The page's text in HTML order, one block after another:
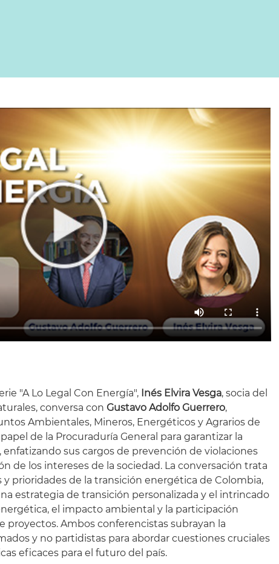
"A Lo Legal Con Energía", Inés Elvira Vesga, socia del
conversa conGustavo Adolfo Guerrero,
Ambientales, Mineros, Energéticos y Agrarios de
de la Procuraduría General para garantizar la
sus cargos de prevención de violaciones
de los intereses de la sociedad. La conversación trata
prioridades de la transición energética de Colombia,
estrategia de transición personalizada y el intrincado
el impacto ambiental y la participación
proyectos. Ambos conferencistas subrayan la
y no partidistas para abordar cuestiones cruciales
eficaces para el futuro del país.